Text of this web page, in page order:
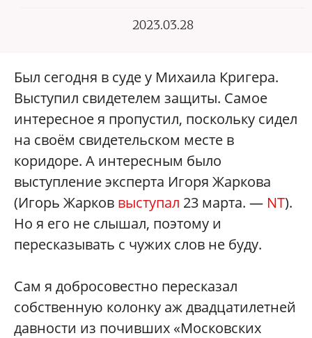
2023.03.28
Был сегодня в суде у Михаила Кригера.
Выступил свидетелем защиты. Самое
интересное я пропустил, поскольку сидел
на своём свидетельском месте в
коридоре. А интересным было
выступление эксперта Игоря Жаркова
(Игорь Жарков выступал 23 марта. — NT).
Но я его не слышал, поэтому и
пересказывать с чужих слов не буду.
Сам я добросовестно пересказал
собственную колонку аж двадцатилетней
давности из почивших «Московских